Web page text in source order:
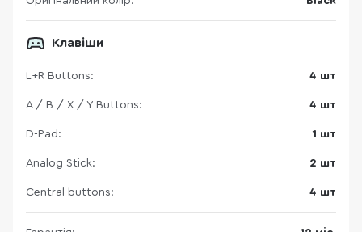
Клавіши
L+R Buttons: 4 шт
A / B / X / Y Buttons: 4 шт
D-Pad: 1 шт
Analog Stick: 2 шт
Central buttons: 4 шт